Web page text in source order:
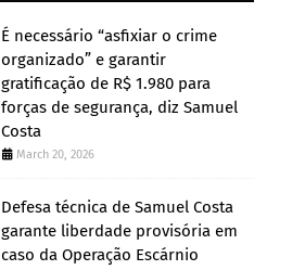
É necessário “asfixiar o crime
organizado” e garantir
gratificação de R$ 1.980 para
forças de segurança, diz Samuel
Costa
March 20, 2026
Defesa técnica de Samuel Costa
garante liberdade provisória em
caso da Operação Escárnio